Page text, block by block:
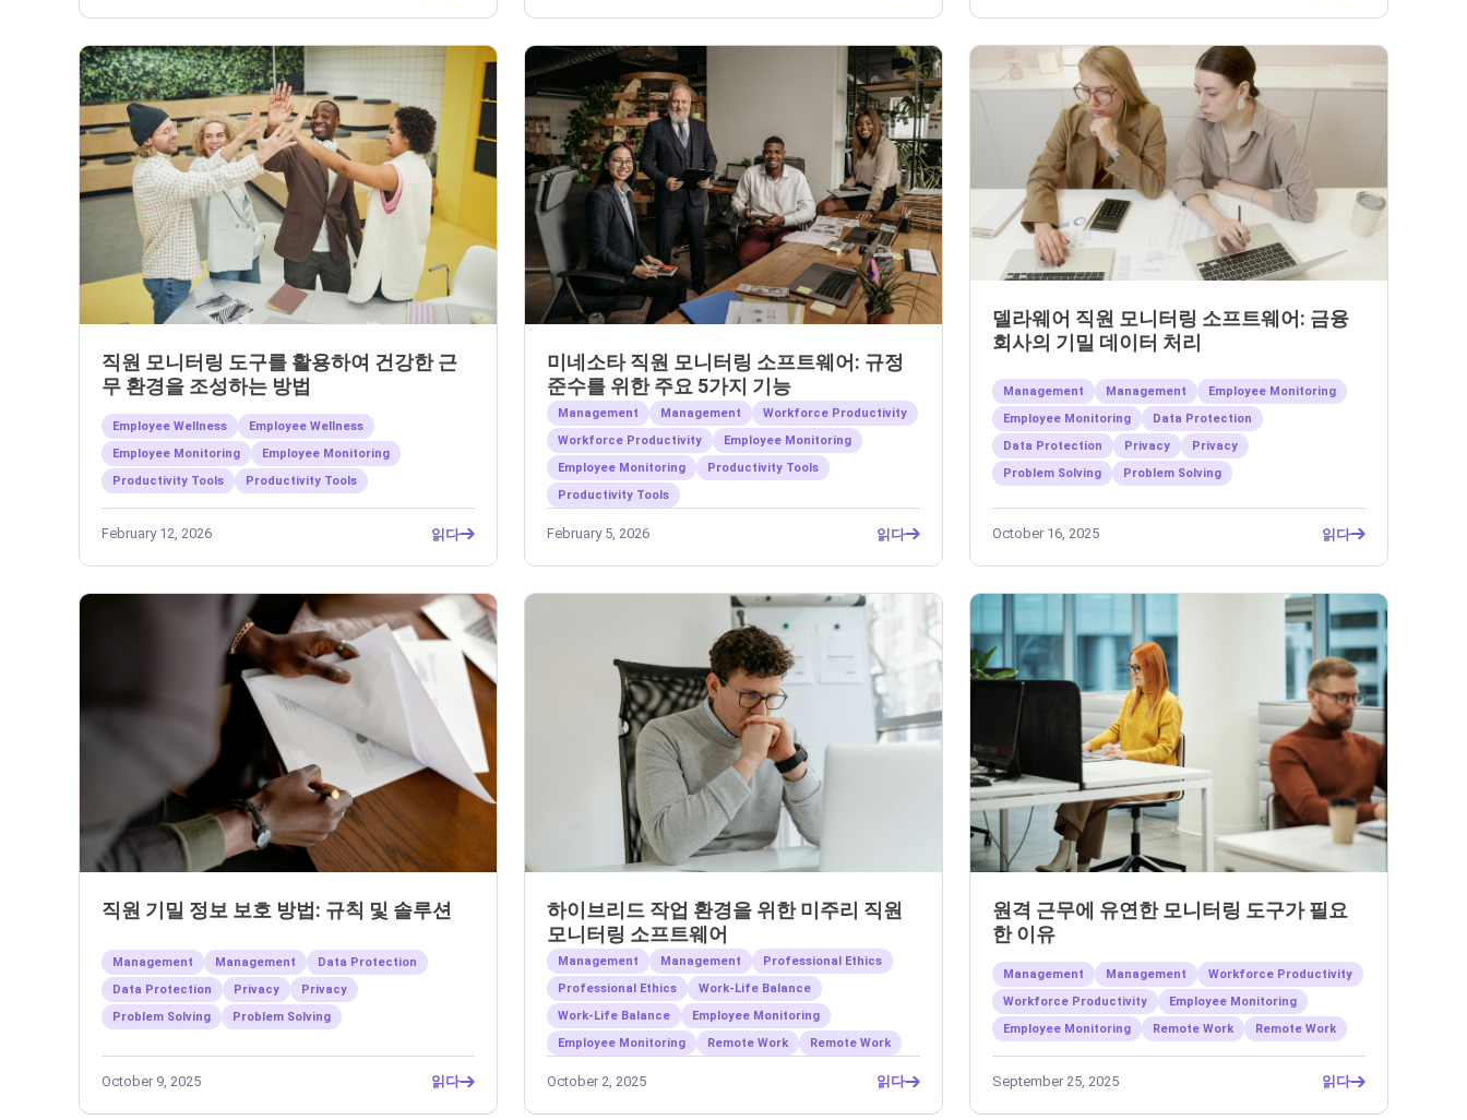
직원 모니터링 도구를 활용하여 건강한 근
무 환경을 조성하는 방법
Employee Wellness
Employee Wellness
Employee Monitoring
Employee Monitoring
Productivity Tools
Productivity Tools
February 12, 2026 읽다
미네소타 직원 모니터링 소프트웨어: 규정
준수를 위한 주요 5가지 기능
Management Management
Workforce Productivity
Workforce Productivity
Employee Monitoring
Employee Monitoring
Productivity Tools
Productivity Tools
February 5, 2026 읽다
델라웨어 직원 모니터링 소프트웨어: 금융
회사의 기밀 데이터 처리
Management Management
Employee Monitoring
Employee Monitoring
Data Protection
Data Protection
Privacy
Privacy
Problem Solving
Problem Solving
October 16, 2025 읽다
직원 기밀 정보 보호 방법: 규칙 및 솔루션
Management Management
Data Protection
Data Protection
Privacy
Privacy
Problem Solving
Problem Solving
October 9, 2025 읽다
하이브리드 작업 환경을 위한 미주리 직원
모니터링 소프트웨어
Management Management
Professional Ethics
Professional Ethics
Work-Life Balance
Work-Life Balance
Employee Monitoring
Employee Monitoring
Remote Work Remote Work
October 2, 2025 읽다
원격 근무에 유연한 모니터링 도구가 필요
한 이유
Management Management
Workforce Productivity
Workforce Productivity
Employee Monitoring
Employee Monitoring
Remote Work Remote Work
September 25, 2025 읽다